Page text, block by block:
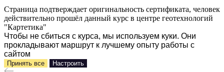
Страница подтверждает оригинальность сертификата, человек
действительно прошёл данный курс в центре геотехнологий
"Картетика"
Чтобы не сбиться с курса, мы используем куки. Они
прокладывают маршрут к лучшему опыту работы с
сайтом
Принять все Настроить